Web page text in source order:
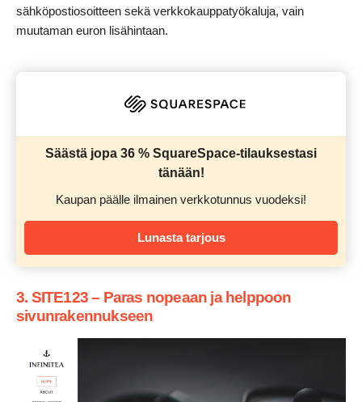
sähköpostiosoitteen sekä verkkokauppatyökaluja, vain
muutaman euron lisähintaan.
Säästä jopa 36 % SquareSpace-tilauksestasi
tänään!
Kaupan päälle ilmainen verkkotunnus vuodeksi!
Lunasta tarjous
3. SITE123 – Paras nopeaan ja helppoon
sivunrakennukseen